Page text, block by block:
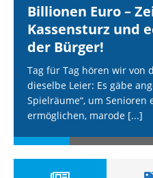
Billionen Euro –
Kassensturz und
der Bürger!
Tag für Tag hören wir von
dieselbe Leier: Es gäbe
Spielräume“, um
ermöglichen, marode [...]